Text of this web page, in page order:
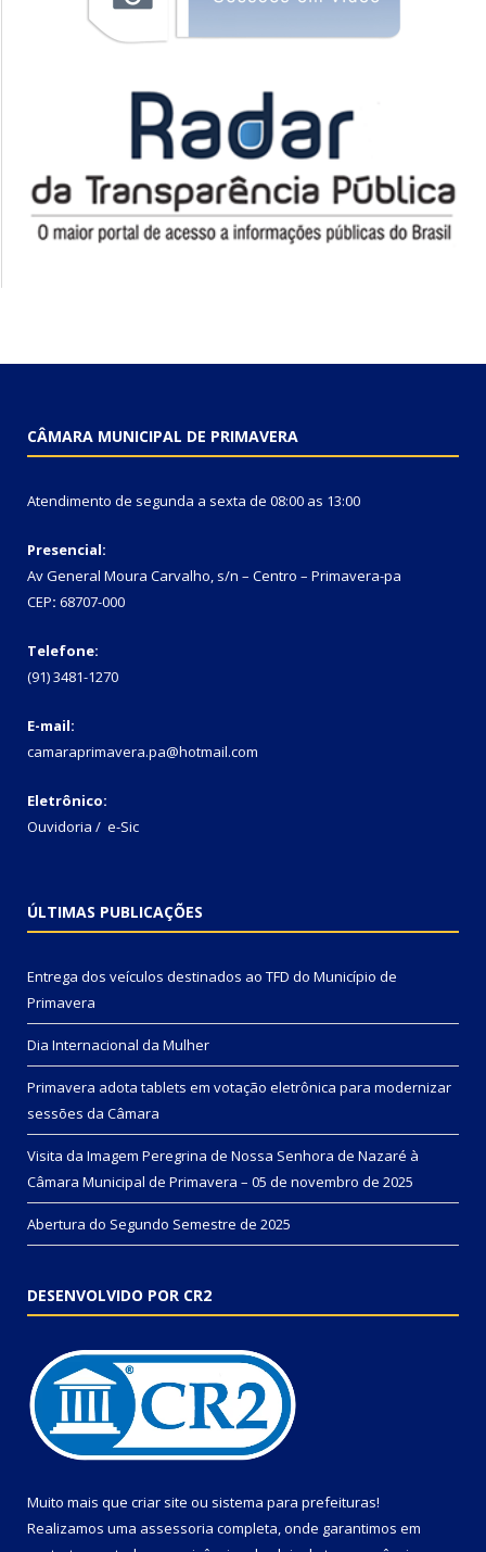
CÂMARA MUNICIPAL DE PRIMAVERA
Atendimento de segunda a sexta de 08:00 as 13:00
Presencial:
Av General Moura Carvalho, s/n – Centro – Primavera-pa
CEP: 68707-000
Telefone:
(91) 3481-1270
E-mail:
camaraprimavera.pa@hotmail.com
Eletrônico:
Ouvidoria / e-Sic
ÚLTIMAS PUBLICAÇÕES
Entrega dos veículos destinados ao TFD do Município de
Primavera
Dia Internacional da Mulher
Primavera adota tablets em votação eletrônica para modernizar
sessões da Câmara
Visita da Imagem Peregrina de Nossa Senhora de Nazaré à
Câmara Municipal de Primavera – 05 de novembro de 2025
Abertura do Segundo Semestre de 2025
DESENVOLVIDO POR CR2
Muito mais que criar site ou sistema para prefeituras!
Realizamos uma assessoria completa, onde garantimos em